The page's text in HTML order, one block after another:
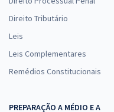
Direito Tributário
Leis
Leis Complementares
Remédios Constitucionais
PREPARAÇÃO A MÉDIO E A